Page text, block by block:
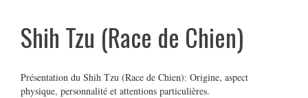
Shih Tzu (Race de Chien)
Présentation du Shih Tzu (Race de Chien): Origine, aspect
physique, personnalité et attentions particulières.